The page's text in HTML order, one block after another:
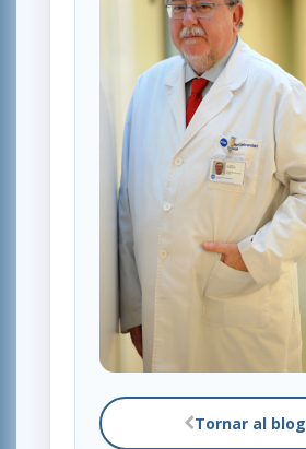
Tornar al blog